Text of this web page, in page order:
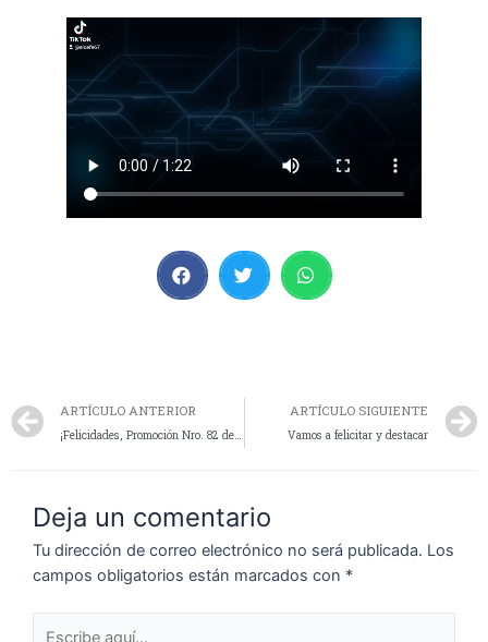
ARTÍCULO ANTERIOR ARTÍCULO SIGUIENTE
Vamos a felicitar y destacar
Deja un comentario
Tu dirección de correo electrónico no será publicada. Los
campos obligatorios están marcados con *